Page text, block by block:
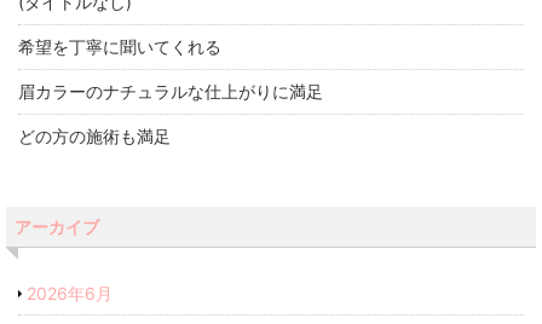
希望を丁寧に聞いてくれる
眉カラーのナチュラルな仕上がりに満足
どの方の施術も満足
アーカイブ
2026年6月